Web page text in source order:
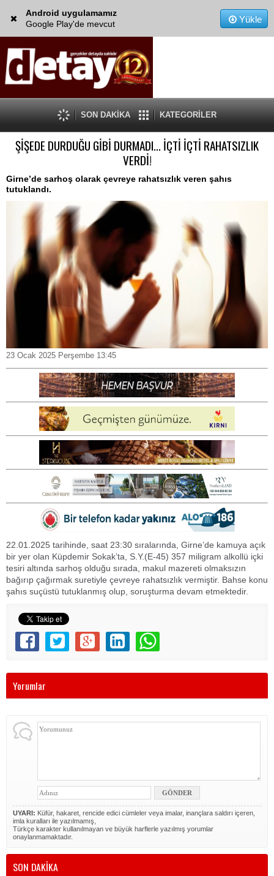
Android uygulamamız
Google Play'de mevcut
Yükle
SON DAKİKA KATEGORİLER
ŞİŞEDE DURDUĞU GİBİ DURMADI... İÇTİ İÇTİ RAHATSIZLIK
VERDİ!
Girne’de sarhoş olarak çevreye rahatsızlık veren şahıs
tutuklandı.
23 Ocak 2025 Perşembe 13:45
22.01.2025 tarihinde, saat 23:30 sıralarında, Girne’de kamuya açık
bir yer olan Küpdemir Sokak’ta, S.Y.(E-45) 357 miligram alkollü içki
tesiri altında sarhoş olduğu sırada, makul mazereti olmaksızın
bağırıp çağırmak suretiyle çevreye rahatsızlık vermiştir. Bahse konu
şahıs suçüstü tutuklanmış olup, soruşturma devam etmektedir.
Yorumlar
UYARI: Küfür, hakaret, rencide edici cümleler veya imalar, inançlara saldırı içeren,
imla kuralları ile yazılmamış,
Türkçe karakter kullanılmayan ve büyük harflerle yazılmış yorumlar
onaylanmamaktadır.
SON DAKİKA